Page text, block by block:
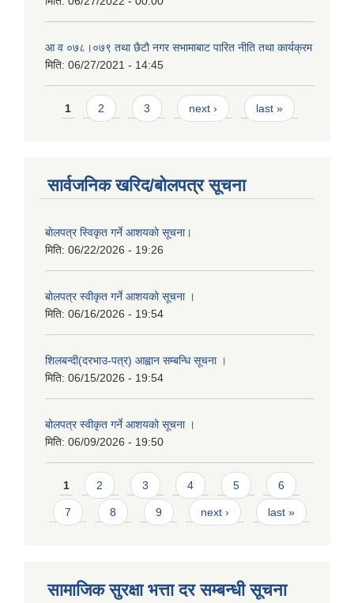
आ‍ व ०७८।०७९ तथा छैटाै नगर सभामाबाट पारित नीति तथा कार्यक्रम
मिति: 06/27/2021 - 14:45
Pages
1 2 3 next › last »
सार्वजनिक खरिद/बोलपत्र सूचना
बाेलपत्र स्विकृत गर्ने आशयकाे सूचना।
मिति: 06/22/2026 - 19:26
बोलपत्र स्वीकृत गर्ने आशयको सूचना ।
मिति: 06/16/2026 - 19:54
शिलबन्दी(दरभाउ-पत्र) आह्वान सम्बन्धि सूचना ।
मिति: 06/15/2026 - 19:54
बोलपत्र स्वीकृत गर्ने आशयको सूचना ।
मिति: 06/09/2026 - 19:50
Pages
1 2 3 4 5 6
7 8 9 next › last »
सामाजिक सुरक्षा भत्ता दर सम्बन्धी सूचना